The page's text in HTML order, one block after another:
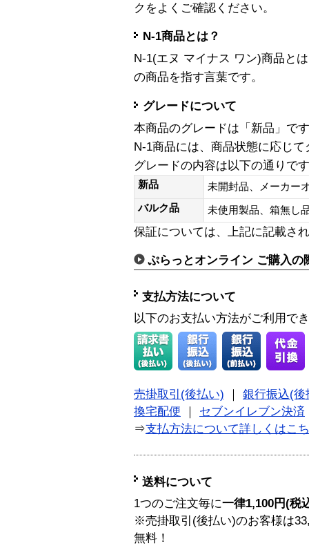
クをよくご確認ください。
N-1商品とは？
N-1(エヌ マイナス ワン)商品と
の商品を指す言葉です。
グレードについて
本商品のグレードは「新品」です
N-1商品には、商品状態に応じ
グレードの内容は以下の通りで
新品
未開封品、メーカー
バルク品
未使用製品、箱無
保証については、上記に記載さ
ぷらっとオンライン ご購入の
支払方法について
以下のお支払い方法がご利用で
売掛取引(後払い)
銀行振込(後
換宅配便
セブンイレブン決済
⇒支払方法について詳しくはこ
送料について
1つのご注文毎に一律1,100円(税
※売掛取引(後払い)のお客様は
無料！